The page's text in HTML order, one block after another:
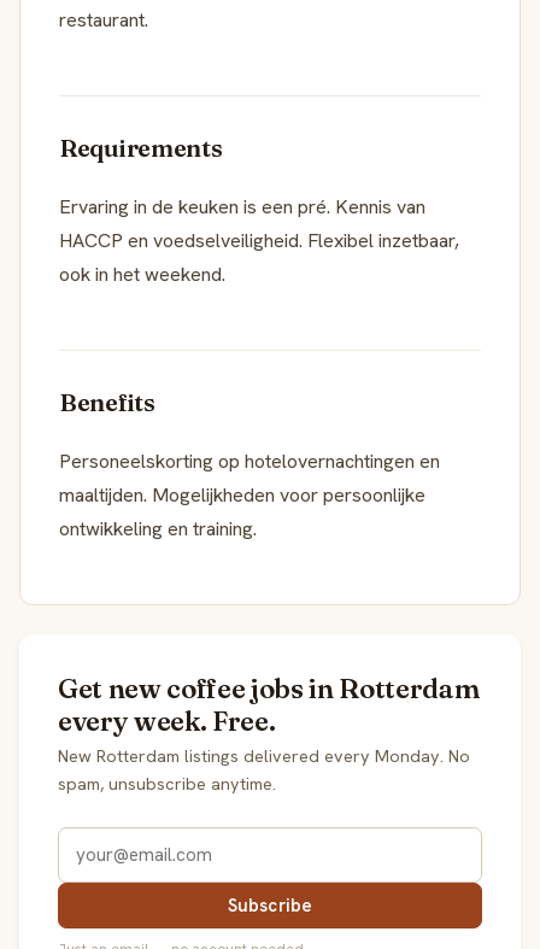
restaurant.
Requirements
Ervaring in de keuken is een pré. Kennis van
HACCP en voedselveiligheid. Flexibel inzetbaar,
ook in het weekend.
Benefits
Personeelskorting op hotelovernachtingen en
maaltijden. Mogelijkheden voor persoonlijke
ontwikkeling en training.
Get new coffee jobs in Rotterdam
every week. Free.
New Rotterdam listings delivered every Monday. No
spam, unsubscribe anytime.
Subscribe